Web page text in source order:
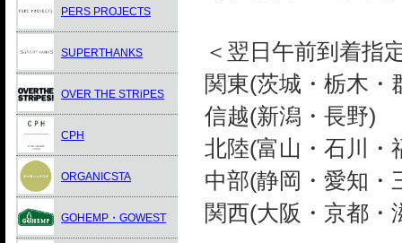
＜翌日午前到着指
関東(茨城・栃木・
信越(新潟・長野)
北陸(富山・石川・
中部(静岡・愛知・
関西(大阪・京都・
PERS PROJECTS
SUPERTHANKS
OVER THE STRiPES
CPH
ORGANICSTA
GOHEMP・GOWEST